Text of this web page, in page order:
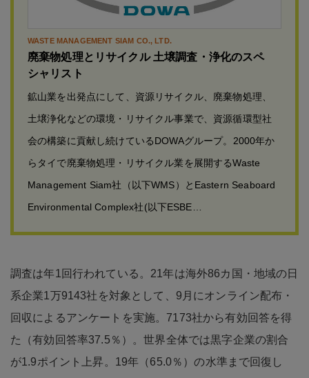
WASTE MANAGEMENT SIAM CO., LTD.
廃棄物処理とリサイクル 土壌調査・浄化のスペ
シャリスト
鉱山業を出発点にして、資源リサイクル、廃棄物処理、
土壌浄化などの環境・リサイクル事業で、資源循環型社
会の構築に貢献し続けているDOWAグループ。2000年か
らタイで廃棄物処理・リサイクル業を展開するWaste
Management Siam社（以下WMS）とEastern Seaboard
Environmental Complex社(以下ESBE…
調査は年1回行われている。21年は海外86カ国・地域の日
系企業1万9143社を対象として、9月にオンライン配布・
回収によるアンケートを実施。7173社から有効回答を得
た（有効回答率37.5％）。世界全体では黒字企業の割合
が1.9ポイント上昇。19年（65.0％）の水準まで回復し